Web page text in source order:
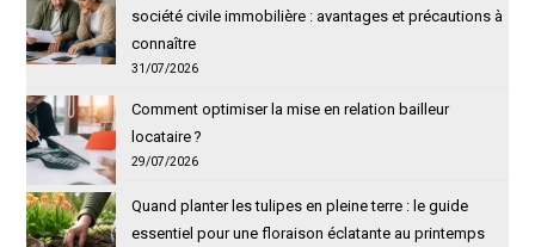
société civile immobilière : avantages et précautions à
connaître
31/07/2026
Comment optimiser la mise en relation bailleur
locataire ?
29/07/2026
Quand planter les tulipes en pleine terre : le guide
essentiel pour une floraison éclatante au printemps